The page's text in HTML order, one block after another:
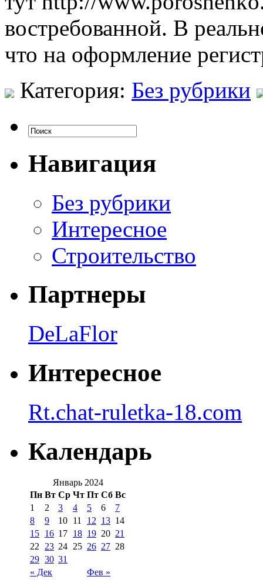
востребованной. В
что на оформление
Категория: Без рубрики
Навигация
Без рубрики
Интересное
Строительство
Партнеры
DeLaFlor
Интересное
Rt.chat-ruletka-18.com
Календарь
Январь 2024
Пн Вт Ср Чт Пт Сб Вс
« Дек Фев »
1 2 3 4 5 6
7
8
9 10 11 12 13 14
15 16 17 18 19 20 21
22
23 24 25 26 27 28
29 30 31